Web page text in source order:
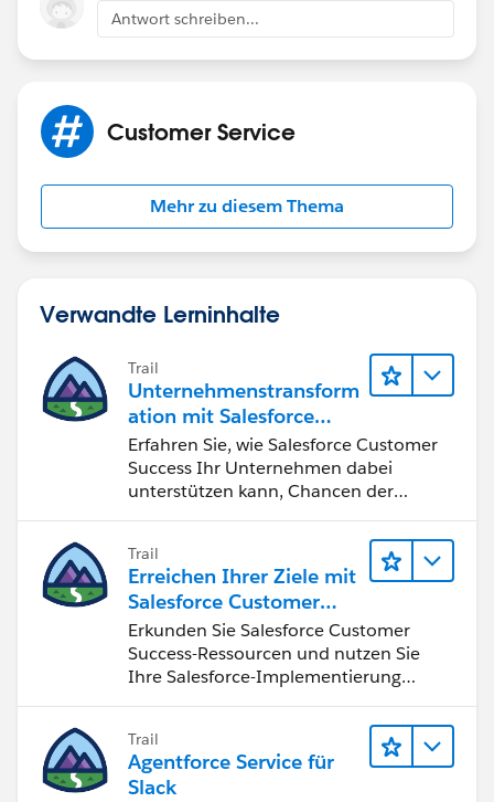
Antwort schreiben...
Customer Service
Mehr zu diesem Thema
Verwandte Lerninhalte
Trail
Unternehmenstransform
ation mit Salesforce
Customer Success
Erfahren Sie, wie Salesforce Customer
Success Ihr Unternehmen dabei
unterstützen kann, Chancen der
Trail
Erreichen Ihrer Ziele mit
Salesforce Customer
Success
Erkunden Sie Salesforce Customer
Success-Ressourcen und nutzen Sie
Ihre Salesforce-Implementierung
Trail
Agentforce Service für
Slack